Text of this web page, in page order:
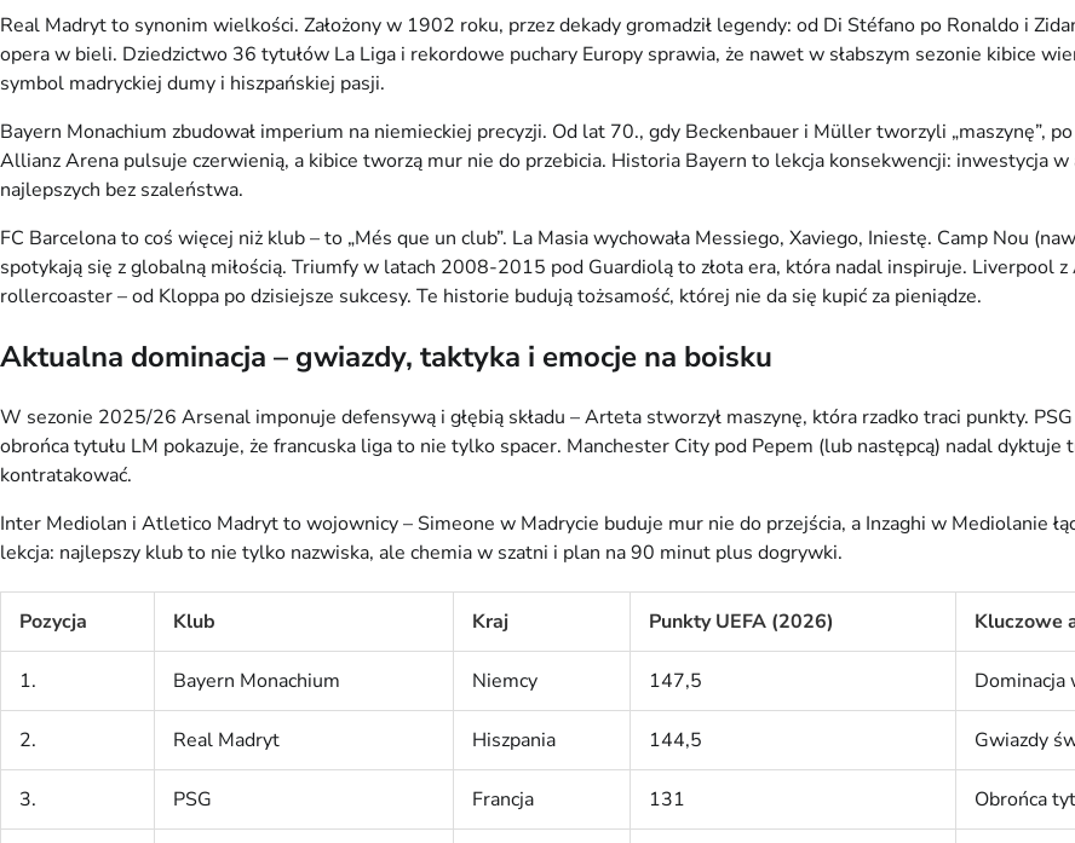
Real Madryt to synonim wielkości. Założony w 1902 roku, przez dekady gromadził legendy: od Di Stéfano po Ronaldo i
opera w bieli. Dziedzictwo 36 tytułów La Liga i rekordowe puchary Europy sprawia, że nawet w słabszym sezonie kibice
symbol madryckiej dumy i hiszpańskiej pasji.
Bayern Monachium zbudował imperium na niemieckiej precyzji. Od lat 70., gdy Beckenbauer i Müller tworzyli „maszynę”,
Allianz Arena pulsuje czerwienią, a kibice tworzą mur nie do przebicia. Historia Bayern to lekcja konsekwencji: inwestycja
najlepszych bez szaleństwa.
FC Barcelona to coś więcej niż klub – to „Més que un club”. La Masia wychowała Messiego, Xaviego, Iniestę. Camp Nou
spotykają się z globalną miłością. Triumfy w latach 2008-2015 pod Guardiolą to złota era, która nadal inspiruje. Liverpool
rollercoaster – od Kloppa po dzisiejsze sukcesy. Te historie budują tożsamość, której nie da się kupić za pieniądze.
Aktualna dominacja – gwiazdy, taktyka i emocje na boisku
W sezonie 2025/26 Arsenal imponuje defensywą i głębią składu – Arteta stworzył maszynę, która rzadko traci punkty.
obrońca tytułu LM pokazuje, że francuska liga to nie tylko spacer. Manchester City pod Pepem (lub następcą) nadal
kontratakować.
Inter Mediolan i Atletico Madryt to wojownicy – Simeone w Madrycie buduje mur nie do przejścia, a Inzaghi w Mediolanie
lekcja: najlepszy klub to nie tylko nazwiska, ale chemia w szatni i plan na 90 minut plus dogrywki.
Pozycja Klub Kraj Punkty UEFA (2026) Kluczowe
1. Bayern Monachium Niemcy 147,5 Dominacja
2. Real Madryt Hiszpania 144,5 Gwiazdy
3. PSG Francja 131 Obrońca